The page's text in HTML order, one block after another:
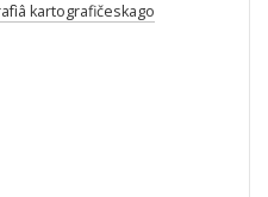
kartografičeskago